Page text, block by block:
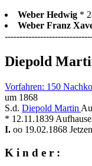
Weber Hedwig *
Weber Franz
Diepold
Vorfahren: 150
um 1868
S.d. Diepold Martin
* 12.11.1839
I. oo 19.02.1868
K i n d e r :